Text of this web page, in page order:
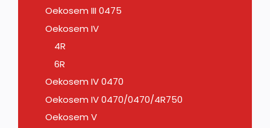
Oekosem III 0475
Oekosem IV
4R
6R
Oekosem IV 0470
Oekosem IV 0470/0470/4R750
Oekosem V